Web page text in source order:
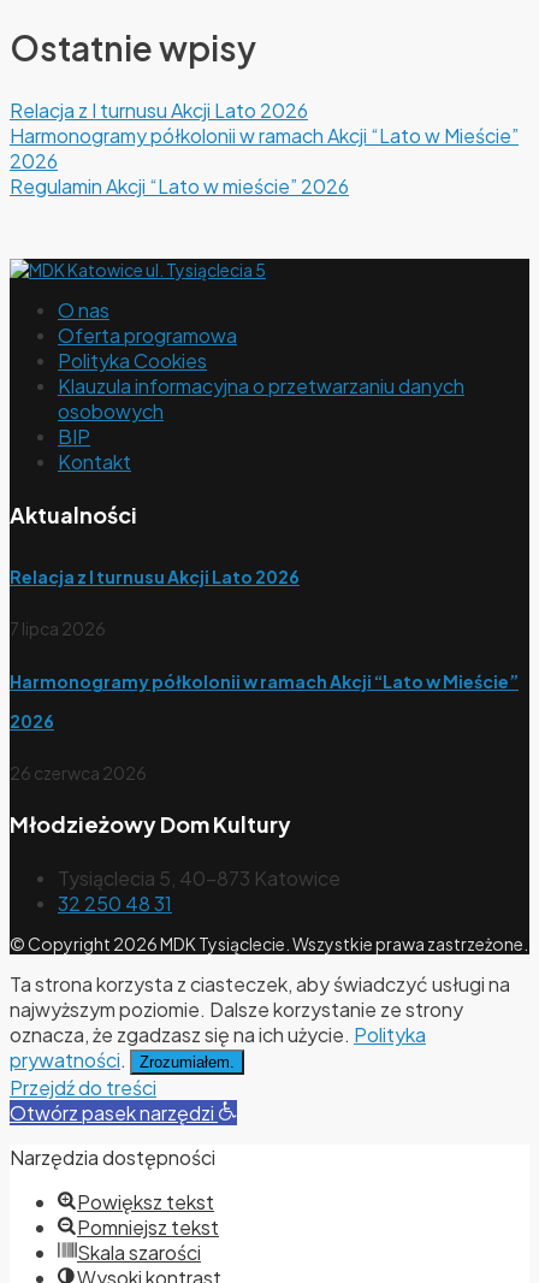
Ostatnie wpisy
Relacja z I turnusu Akcji Lato 2026
Harmonogramy półkolonii w ramach Akcji “Lato w Mieście”
2026
Regulamin Akcji “Lato w mieście” 2026
O nas
Oferta programowa
Polityka Cookies
Klauzula informacyjna o przetwarzaniu danych
osobowych
BIP
Kontakt
Aktualności
Relacja z I turnusu Akcji Lato 2026
7 lipca 2026
Harmonogramy półkolonii w ramach Akcji “Lato w Mieście”
2026
26 czerwca 2026
Młodzieżowy Dom Kultury
Tysiąclecia 5, 40-873 Katowice
32 250 48 31
© Copyright 2026 MDK Tysiąclecie. Wszystkie prawa zastrzeżone.
Ta strona korzysta z ciasteczek, aby świadczyć usługi na
najwyższym poziomie. Dalsze korzystanie ze strony
oznacza, że zgadzasz się na ich użycie. Polityka
prywatności. Zrozumiałem.
Przejdź do treści
Otwórz pasek narzędzi
Narzędzia dostępności
Powiększ tekst
Pomniejsz tekst
Skala szarości